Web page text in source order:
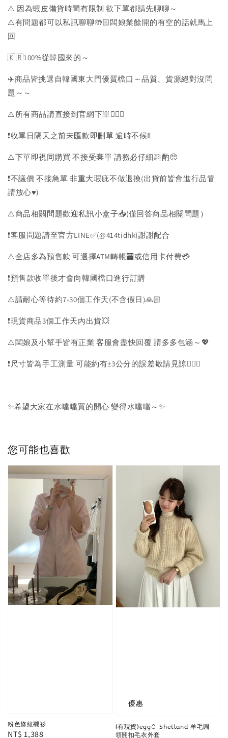
⚠️ 因為蝦皮備貨時間有限制 欲下單都請先聊聊～
⚠️有問題都可以私訊聊聊🤲🏻闆娘業餘開的有空的話就馬上
回
🇰🇷100%從韓國來的～
✈️商品皆挑選自韓國東大門優質檔口～品質、貨源絕對沒問
題～～
⚠️所有商品請直接到官網下單💁🏻‍♀️
❗️收單日隔天之前未匯款即刪單 逾時不候‼️
⚠️下單即視同購買 不接受棄單 請務必仔細斟酌🥺
❗️不議價 不接急單 非重大瑕疵不做退換(出貨前皆會進行品管
請放心♥️)
⚠️商品相關問題歡迎私訊小盒子📥(僅回答商品相關問題）
❗️客服問題請至官方LINE✅(@414tidhk)謝謝配合
⚠️全店多為預售款 可選擇ATM轉帳🏧或信用卡付費💳
❗️預售款收單後才會向韓國檔口進行訂購
⚠️請耐心等待約7-30個工作天(不含假日)🙏🏻
❗️現貨商品3個工作天內出貨💥
⚠️闆娘及小幫手皆有正業 客服會盡快回覆 請多多包涵～💖
❗️尺寸皆為手工測量 可能約有±3公分的誤差敬請見諒🙇🏻‍♀️
✨希望大家在水噹噹買的開心 變得水噹噹～✨
您可能也喜歡
粉色條紋襯衫
Regular
NT$ 1,388
優惠
(有現貨)egg🥚 Shetland 羊毛圓
領開扣毛衣外套